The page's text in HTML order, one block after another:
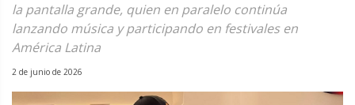
la pantalla grande, quien en paralelo continúa
lanzando música y participando en festivales en
América Latina
2 de junio de 2026